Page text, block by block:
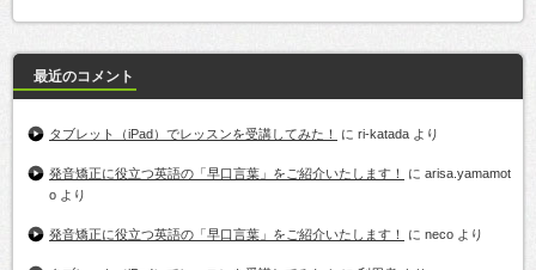
最近のコメント
タブレット（iPad）でレッスンを受講してみた！ に ri-katada より
発音矯正に役立つ英語の「早口言葉」をご紹介いたします！ に arisa.yamamot
o より
発音矯正に役立つ英語の「早口言葉」をご紹介いたします！ に neco より